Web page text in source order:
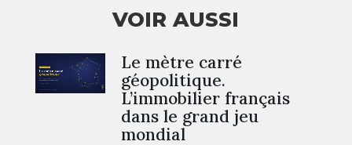
VOIR AUSSI
Le mètre carré
géopolitique.
L’immobilier français
dans le grand jeu
mondial